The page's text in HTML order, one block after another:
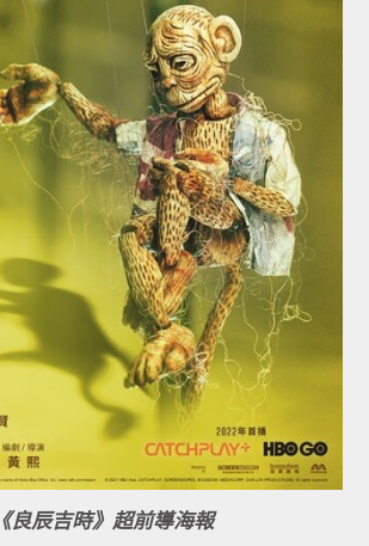
《良辰吉時》超前導海報